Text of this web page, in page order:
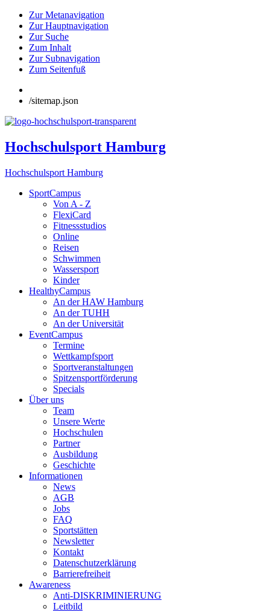
Zur Metanavigation
Zur Hauptnavigation
Zur Suche
Zum Inhalt
Zur Subnavigation
Zum Seitenfuß
/sitemap.json
Hochschulsport Hamburg
Hochschulsport Hamburg
SportCampus
Von A - Z
FlexiCard
Fitnessstudios
Online
Reisen
Schwimmen
Wassersport
Kinder
HealthyCampus
An der HAW Hamburg
An der TUHH
An der Universität
EventCampus
Termine
Wettkampfsport
Sportveranstaltungen
Spitzensportförderung
Specials
Über uns
Team
Unsere Werte
Hochschulen
Partner
Ausbildung
Geschichte
Informationen
News
AGB
Jobs
FAQ
Sportstätten
Newsletter
Kontakt
Datenschutzerklärung
Barrierefreiheit
Awareness
Anti-DISKRIMINIERUNG
Leitbild